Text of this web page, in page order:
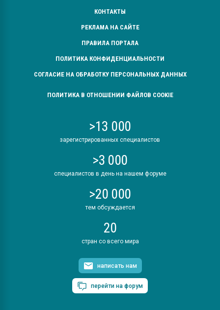
КОНТАКТЫ
РЕКЛАМА НА САЙТЕ
ПРАВИЛА ПОРТАЛА
ПОЛИТИКА КОНФИДЕНЦИАЛЬНОСТИ
СОГЛАСИЕ НА ОБРАБОТКУ ПЕРСОНАЛЬНЫХ ДАННЫХ
ПОЛИТИКА В ОТНОШЕНИИ ФАЙЛОВ COOKIE
>13 000
зарегистрированных специалистов
>3 000
специалистов в день на нашем форуме
>20 000
тем обсуждается
20
стран со всего мира
написать нам
перейти на форум